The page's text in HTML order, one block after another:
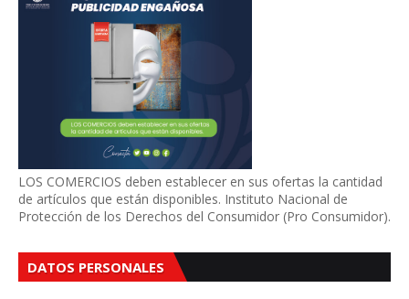
LOS COMERCIOS deben establecer en sus ofertas la cantidad
de artículos que están disponibles. Instituto Nacional de
Protección de los Derechos del Consumidor (Pro Consumidor).
DATOS PERSONALES